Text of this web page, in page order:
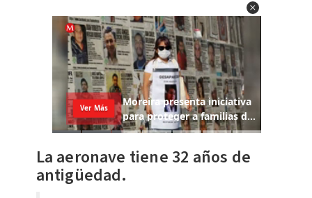
La aeronave tiene 32 años de
antigüedad.